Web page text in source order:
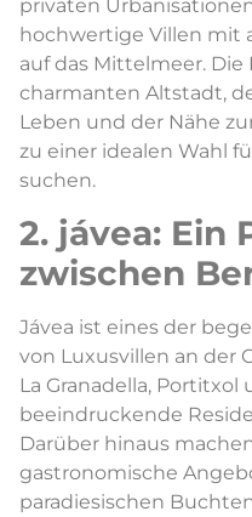
privaten
hochwertige Villen mit
auf das Mittelmeer.
charmanten Altstadt,
Leben und der Nähe
zu einer idealen Wahl
suchen.
2. jávea: Ein
zwischen
Jávea ist eines der
von Luxusvillen an der
La Granadella,
beeindruckende
Darüber hinaus
gastronomische
paradiesischen